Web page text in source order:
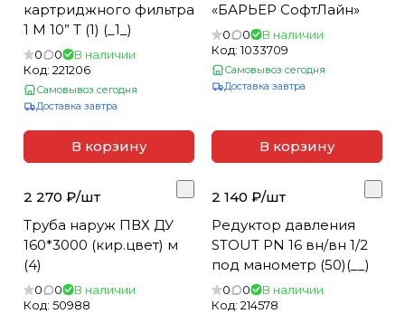
картриджного фильтра
1 М 10” Т (1) (_1_)
0 0
В наличии
Код: 221206
Самовывоз сегодня
Доставка завтра
В корзину
«БАРЬЕР СофтЛайн»
0 0
В наличии
Код:1033709
Самовывоз сегодня
Доставка завтра
В корзину
2 270 ₽/шт
Труба наруж ПВХ ДУ
160*3000 (кир.цвет) м
(4)
0 0
В наличии
Код: 50988
2 140 ₽/шт
Редуктор давления
STOUT PN 16 вн/вн 1/2
под манометр (50)(__)
0 0
В наличии
Код: 214578